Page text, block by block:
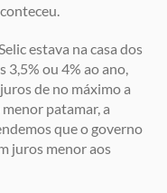
estava na casa dos
3,5% ou 4% ao ano,
de no máximo a
patamar, a
que o governo
juros menor aos